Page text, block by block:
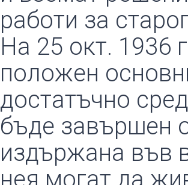
работи за
На 25 окт. 1936
положен
достатъчно
бъде завършен
издържана във
нея могат да